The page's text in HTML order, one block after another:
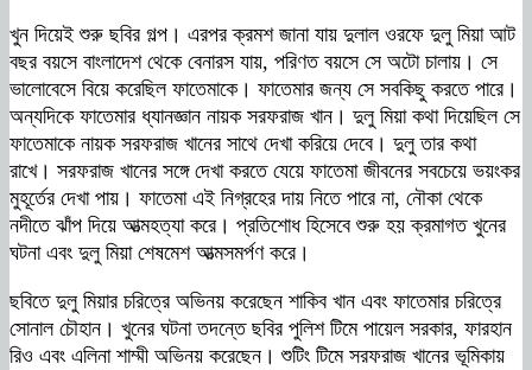
খুন দিয়েই শুরু ছবির গল্প। এরপর ক্রমশ জানা যায় দুলাল ওরফে দুলু মিয়া আট
বছর বয়সে বাংলাদেশ থেকে বেনারস যায়, পরিণত বয়সে সে অটো চালায়। সে
ভালোবেসে বিয়ে করেছিল ফাতেমাকে। ফাতেমার জন্য সে সবকিছু করতে পারে।
অন্যদিকে ফাতেমার ধ্যানজ্ঞান নায়ক সরফরাজ খান। দুলু মিয়া কথা দিয়েছিল সে
ফাতেমাকে নায়ক সরফরাজ খানের সাথে দেখা করিয়ে দেবে। দুলু তার কথা
রাখে। সরফরাজ খানের সঙ্গে দেখা করতে যেয়ে ফাতেমা জীবনের সবচেয়ে ভয়ংকর
মুহূর্তের দেখা পায়। ফাতেমা এই নিগ্রহের দায় নিতে পারে না, নৌকা থেকে
নদীতে ঝাঁপ দিয়ে আত্মহত্যা করে। প্রতিশোধ হিসেবে শুরু হয় ক্রমাগত খুনের
ঘটনা এবং দুলু মিয়া শেষমেশ আত্মসমর্পণ করে।
ছবিতে দুলু মিয়ার চরিত্রে অভিনয় করেছেন শাকিব খান এবং ফাতেমার চরিত্রে
সোনাল চৌহান। খুনের ঘটনা তদন্তে ছবির পুলিশ টিমে পায়েল সরকার, ফারহান
রিও এবং এলিনা শাম্মী অভিনয় করেছেন। শুটিং টিমে সরফরাজ খানের ভূমিকায়